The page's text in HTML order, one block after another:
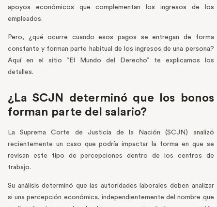
apoyos económicos que complementan los ingresos de los
empleados.
Pero, ¿qué ocurre cuando esos pagos se entregan de forma
constante y forman parte habitual de los ingresos de una persona?
Aquí en el sitio “El Mundo del Derecho” te explicamos los
detalles.
¿La SCJN determinó que los bonos
forman parte del salario?
La Suprema Corte de Justicia de la Nación (SCJN) analizó
recientemente un caso que podría impactar la forma en que se
revisan este tipo de percepciones dentro de los centros de
trabajo.
Su análisis determinó que las autoridades laborales deben analizar
si una percepción económica, independientemente del nombre que